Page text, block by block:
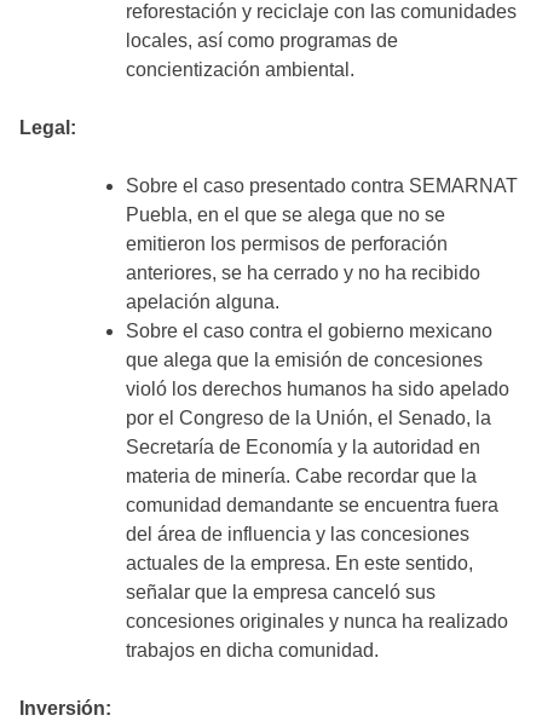
reforestación y reciclaje con las comunidades
locales, así como programas de
concientización ambiental.
Legal:
Sobre el caso presentado contra SEMARNAT
Puebla, en el que se alega que no se
emitieron los permisos de perforación
anteriores, se ha cerrado y no ha recibido
apelación alguna.
Sobre el caso contra el gobierno mexicano
que alega que la emisión de concesiones
violó los derechos humanos ha sido apelado
por el Congreso de la Unión, el Senado, la
Secretaría de Economía y la autoridad en
materia de minería. Cabe recordar que la
comunidad demandante se encuentra fuera
del área de influencia y las concesiones
actuales de la empresa. En este sentido,
señalar que la empresa canceló sus
concesiones originales y nunca ha realizado
trabajos en dicha comunidad.
Inversión: